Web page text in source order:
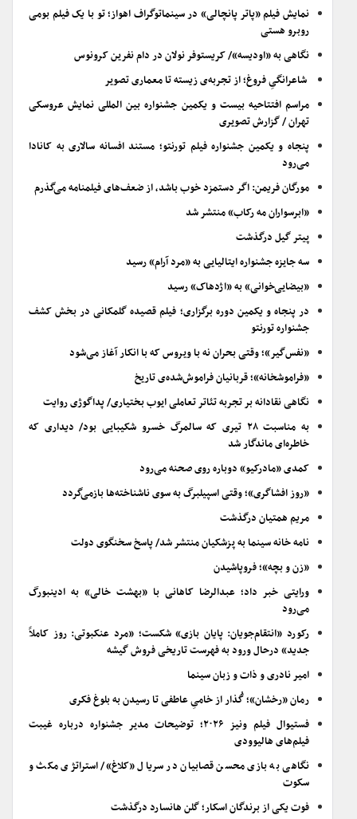
نمایش فیلم «پاتر پانچالی» در سینماتوگراف اهواز؛ تو با یک فیلم بومی
روبرو هستی
نگاهی به «اودیسه»/ کریستوفر نولان در دام نفرین کرونوس
شاعرانگیِ فروغ؛ از تجربه‌ی زیسته تا معماری تصویر
مراسم افتتاحیه بیست و یکمین جشنواره بین المللی نمایش عروسکی
تهران / گزارش تصویری
پنجاه و یکمین جشنواره فیلم تورنتو؛ مستند افسانه سالاری به کانادا
می‌رود
مورگان فریمن: اگر دستمزد خوب باشد، از ضعف‌های فیلمنامه می‌گذرم
«ابرسواران مه رکاب» منتشر شد
پیتر گیل درگذشت
سه جایزه جشنواره ایتالیایی به «مرد آرام» رسید
«بیضایی‌خوانی» به «اژدهاک» رسید
در پنجاه و یکمین دوره برگزاری؛ فیلم قصیده گلمکانی در بخش کشف
جشنواره تورنتو
«نفس‌گیر»؛ وقتی بحران نه با ویروس که با انکار آغاز می‌شود
«فراموشخانه»؛ قربانیان فراموش‌شده‌ی تاریخ
نگاهی نقادانه بر تجربه تئاتر تعاملی ایوب بختیاری/ پداگوژی روایت
به مناسبت ۲۸ تیری که سالمرگ خسرو شکیبایی بود/ دیداری که
خاطره‌ای ماندگار شد
کمدی «مادرکیو» دوباره روی صحنه می‌رود
«روز افشاگری»؛ وقتی اسپیلبرگ به سوی ناشناخته‌ها بازمی‌گردد
مریم همتیان درگذشت
نامه خانه سینما به پزشکیان منتشر شد/ پاسخ سخنگوی دولت
«زن و بچه»؛ فروپاشیدن
ورایتی خبر داد؛ عبدالرضا کاهانی با «بهشت خالی» به ادینبورگ
می‌رود
رکورد «انتقام‌جویان: پایان بازی» شکست؛ «مرد عنکبوتی: روز کاملاً
جدید» درحال ورود به فهرست تاریخی فروش گیشه
امیر نادری و ذات و زبان سینما
رمان «رخشان»؛ گُذار از خامیِ عاطفی تا رسیدن به بلوغ فکری
فستیوال فیلم ونیز ۲۰۲۶؛ توضیحات مدیر جشنواره درباره غیبت
فیلم‌های هالیوودی
نگاهی به بازی محسن قصابیان در سریال «کلاغ»/ استراتژی مکث و
سکوت
فوت یکی از برندگان اسکار؛ گلن هانسارد درگذشت